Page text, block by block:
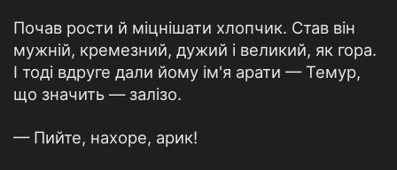
Почав рости й міцнішати хлопчик. Став він
мужній, кремезний, дужий і великий, як гора.
І тоді вдруге дали йому ім'я арати — Темур,
що значить — залізо.
— Пийте, нахоре, арик!